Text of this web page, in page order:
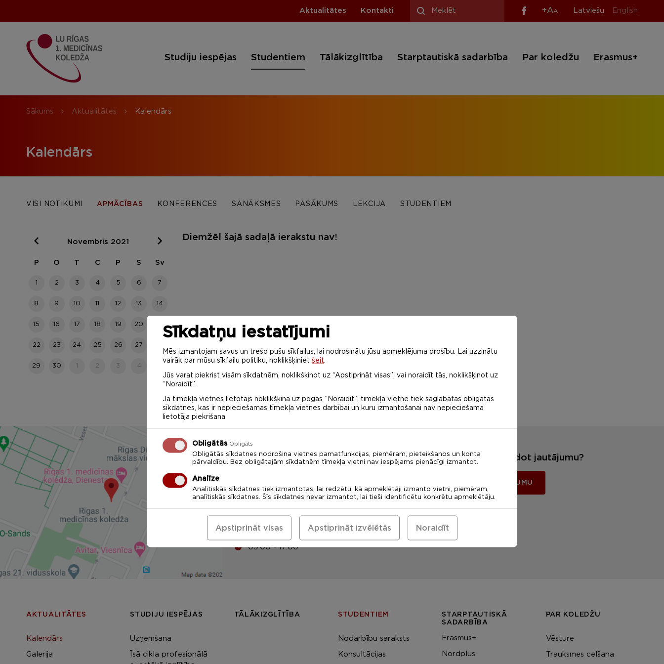
Aktualitātes Kontakti +AA Latviešu English
Studiju iespējas Studentiem Tālākizglītība Starptautiskā sadarbība Par koledžu Erasmus+
Sākums Aktualitātes Kalendārs
Kalendārs
VISI NOTIKUMI APMĀCĪBAS KONFERENCES SANĀKSMES PASĀKUMS LEKCIJA STUDENTIEM
Novembris 2021
P O T C P S Sv
1 2 3 4 5 6 7
8 9 10 11 12 13 14
15 16 17 18 19 20
22 23 24 25 26 27
29 30 2 3 4
Diemžēl šajā sadaļā ierakstu nav!
LU Rīgas 1. medicīnas koledža
67378094
Eadrese
Tomsona iela 37, Rīga, LV-1013
09:00 - 17:00
Vēlies mums uzdot jautājumu?
UZDOT JAUTĀJUMU
AKTUALITĀTES
Kalendārs
Galerija
STUDIJU IESPĒJAS
Uzņemšana
Īsā cikla profesionālā
TĀLĀKIZGLĪTĪBA STUDENTIEM
Nodarbību saraksts
Konsultācijas
STARPTAUTISKĀ
SADARBĪBA
Erasmus+
Nordplus
PAR KOLEDŽU
Vēsture
Trauksmes celšana
Sīkdatņu iestatījumi
Mēs izmantojam savus un trešo pušu sīkfailus, lai nodrošinātu jūsu apmeklējuma drošību. Lai uzzinātu
vairāk par mūsu sīkfailu politiku, noklikšķiniet šeit
Jūs varat piekrist visām sīkdatnēm, noklikšķinot uz “Apstiprināt visas”, vai noraidīt tās, noklikšķinot uz
“Noraidīt”.
Ja tīmekļa vietnes lietotājs noklikšķina uz pogas “Noraidīt”, tīmekļa vietnē tiek saglabātas obligātās
sīkdatnes, kas ir nepieciešamas tīmekļa vietnes darbībai un kuru izmantošanai nav nepieciešama
lietotāja piekrišana
Obligātās Obligāts
Obligātās sīkdatnes nodrošina vietnes pamatfunkcijas, piemēram, pieteikšanos un konta
pārvaldību. Bez obligātajām sīkdatnēm tīmekļa vietni nav iespējams pienācīgi izmantot.
Analīze
Analītiskās sīkdatnes tiek izmantotas, lai redzētu, kā apmeklētāji izmanto vietni, piemēram,
analītiskās sīkdatnes. Šīs sīkdatnes nevar izmantot, lai tieši identificētu konkrētu apmeklētāju.
Noraidīt
Apstiprināt izvēlētās
Apstiprināt visas